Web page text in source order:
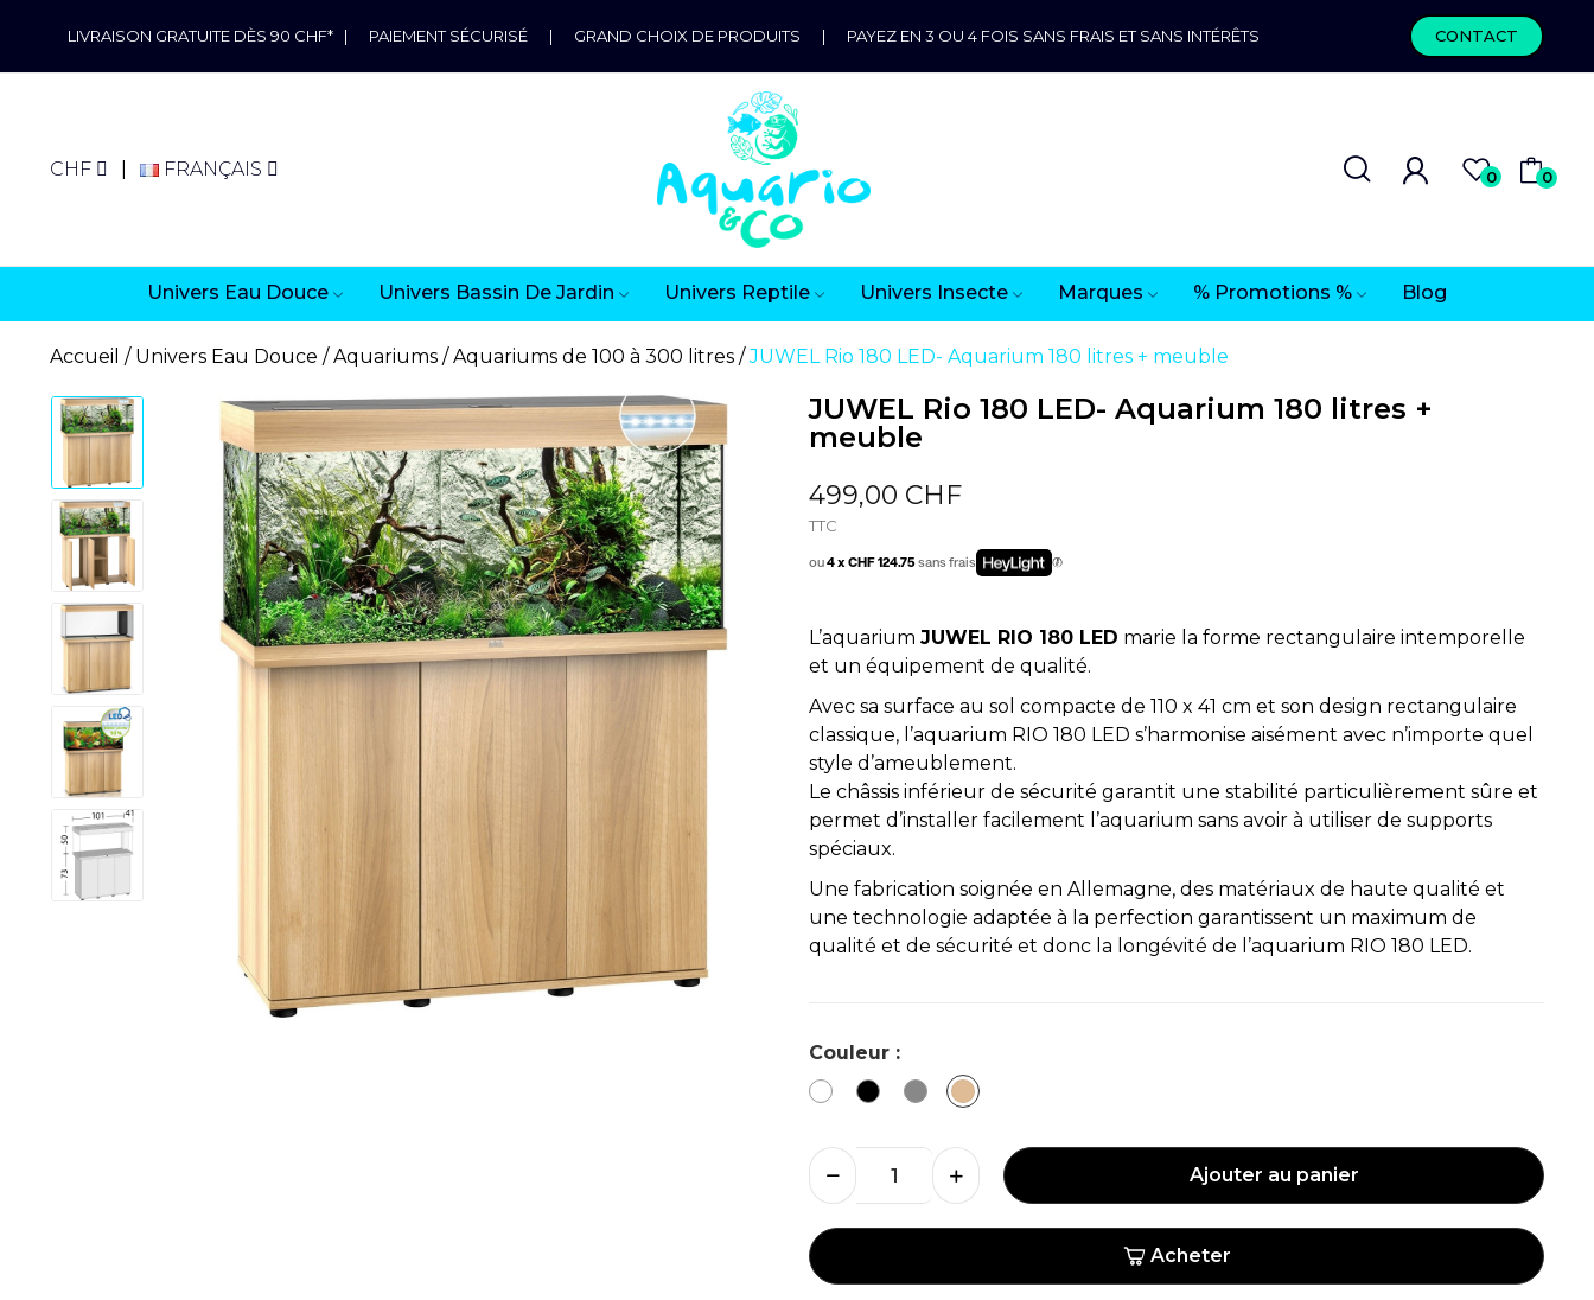
LIVRAISON GRATUITE DÈS 90 CHF* | PAIEMENT SÉCURISÉ | GRAND CHOIX DE PRODUITS | PAYEZ EN 3 OU 4 FOIS SANS FRAIS ET SANS INTÉRÊTS CONTACT
CHF FRANÇAIS 0 0
Univers Eau Douce Univers Bassin De Jardin Univers Reptile Univers Insecte Marques % Promotions % Blog
Accueil Univers Eau Douce Aquariums Aquariums de 100 à 300 litres JUWEL Rio 180 LED- Aquarium 180 litres + meuble
JUWEL Rio 180 LED- Aquarium 180 litres +
meuble
499,00 CHF
TTC
ou4 x CHF 124.75sans frais
L’aquarium JUWEL RIO 180 LED marie la forme rectangulaire intemporelle
et un équipement de qualité.
Avec sa surface au sol compacte de 110 x 41 cm et son design rectangulaire
classique, l’aquarium RIO 180 LED s’harmonise aisément avec n’importe quel
style d’ameublement.
Le châssis inférieur de sécurité garantit une stabilité particulièrement sûre et
permet d’installer facilement l’aquarium sans avoir à utiliser de supports
spéciaux.
Une fabrication soignée en Allemagne, des matériaux de haute qualité et
une technologie adaptée à la perfection garantissent un maximum de
qualité et de sécurité et donc la longévité de l’aquarium RIO 180 LED.
Couleur :
BlancNoir Gris
Bois
Ajouter au panier
Acheter